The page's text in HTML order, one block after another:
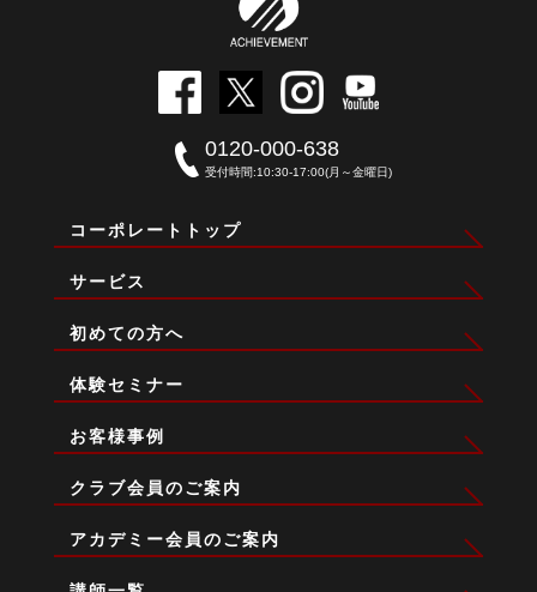
0120-000-638
受付時間:10:30-17:00(月～金曜日)
コーポレートトップ
サービス
初めての方へ
体験セミナー
お客様事例
クラブ会員のご案内
アカデミー会員のご案内